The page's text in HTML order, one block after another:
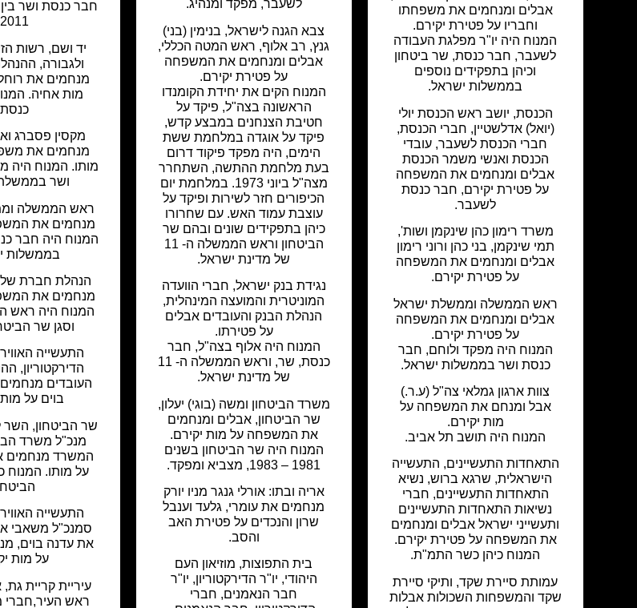
אבלים ומנחמים את משפחתו
וחבריו על פטירת יקירם.
המנוח היה יו"ר מפלגת העבודה
לשעבר, חבר כנסת, שר ביטחון
וכיהן בתפקידים נוספים
בממשלות ישראל.
הכנסת, יושב ראש הכנסת יולי
(יואל) אדלשטיין, חברי הכנסת,
חברי הכנסת לשעבר, עובדי
הכנסת ואנשי משמר הכנסת
אבלים ומנחמים את המשפחה
על פטירת יקירם, חבר כנסת
לשעבר.
משרד רימון כהן שינקמן ושות',
תמי שינקמן, בני כהן ורוני רימון
אבלים ומנחמים את המשפחה
על פטירת יקירם.
ראש הממשלה וממשלת ישראל
אבלים ומנחמים את המשפחה
על פטירת יקירם.
המנוח היה מפקד ולוחם, חבר
כנסת ושר בממשלות ישראל.
צוות ארגון גמלאי צה"ל (ע.ר.)
אבל ומנחם את המשפחה על
מות יקירם.
המנוח היה תושב תל אביב.
התאחדות התעשיינים, התעשייה
הישראלית, שרגא ברוש, נשיא
התאחדות התעשיינים, חברי
נשיאות התאחדות התעשיינים
ותעשייני ישראל אבלים ומנחמים
את המשפחה על פטירת יקירם.
המנוח כיהן כשר התמ"ת.
עמותת סיירת שקד, ותיקי סיירת
שקד והמשפחות השכולות אבלות
לשעבר, מפקד ומנהיג.
צבא הגנה לישראל, בנימין (בני)
גנץ, רב אלוף, ראש המטה הכללי,
אבלים ומנחמים את המשפחה
על פטירת יקירם.
המנוח הקים את יחידת הקומנדו
הראשונה בצה"ל, פיקד על
חטיבת הצנחנים במבצע קדש,
פיקד על אוגדה במלחמת ששת
הימים, היה מפקד פיקוד דרום
בעת מלחמת ההתשה, השתחרר
מצה"ל ביוני 1973. במלחמת יום
הכיפורים חזר לשירות ופיקד על
עוצבת עמוד האש. עם שחרורו
כיהן בתפקידים שונים ובהם שר
הביטחון וראש הממשלה ה- 11
של מדינת ישראל.
נגידת בנק ישראל, חברי הוועדה
המוניטרית והמועצה המינהלית,
הנהלת הבנק והעובדים אבלים
על פטירתו.
המנוח היה אלוף בצה"ל, חבר
כנסת, שר, וראש הממשלה ה- 11
של מדינת ישראל.
משרד הביטחון ומשה (בוגי) יעלון,
שר הביטחון, אבלים ומנחמים
את המשפחה על מות יקירם.
המנוח היה שר הביטחון בשנים
1981 – 1983, מצביא ומפקד.
אריה ובתו: אורלי גנגר מניו יורק
מנחמים את עומרי, גלעד וענבל
שרון והנכדים על פטירת האב
והסב.
בית התפוצות, מוזיאון העם
היהודי, יו"ר הדירקטוריון, יו"ר
חבר הנאמנים, חברי
2011.
יד ושם, רשות
ולגבורה,
מנחמים את
מות אחיה.
מקסין פסברג
מנחמים את
מותו. המנוח היה
ושר
ראש הממשלה
מנחמים את
המנוח היה חבר
בממשלות
הנהלת חברת
מנחמים את
המנוח היה ראש
וסגן שר
התעשייה
הדירקטוריון,
העובדים
בוים על
שר הביטחון, השר
מנכ"ל משרד
המשרד
על מותו. המנוח
התעשייה
סמנכ"ל משאבי
את עדנה בוים,
על מות
עיריית קריית
ראש העיר,חברי